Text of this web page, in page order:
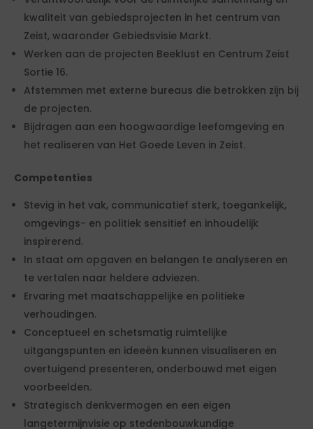
kwaliteit van gebiedsprojecten in het centrum van
Zeist, waaronder Gebiedsvisie Markt.
Werken aan de projecten Beeklust en Centrum Zeist
Sortie 16.
Afstemmen met externe bureaus die betrokken zijn bij
de projecten.
Bijdragen aan een hoogwaardige leefomgeving en
het realiseren van Het Goede Leven in Zeist.
Competenties
Stevig in het vak, communicatief sterk, toegankelijk,
omgevings- en politiek sensitief en inhoudelijk
inspirerend.
In staat om opgaven en belangen te analyseren en
te vertalen naar heldere adviezen.
Ervaring met maatschappelijke en politieke
verhoudingen.
Conceptueel en schetsmatig ruimtelijke
uitgangspunten en ideeën kunnen visualiseren en
overtuigend presenteren, onderbouwd met eigen
voorbeelden.
Strategisch denkvermogen en een eigen
langetermijnvisie op stedenbouwkundige